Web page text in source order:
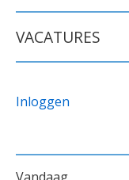
VACATURES
Inloggen